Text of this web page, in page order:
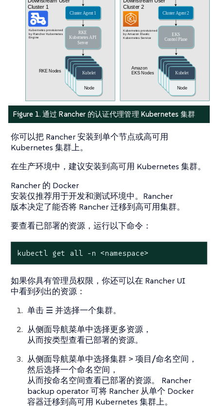
Figure 1. 通过 Rancher 的认证代理管理 Kubernetes 集群
你可以把 Rancher 安装到单个节点或高可用
Kubernetes 集群上。
在生产环境中，建议安装到高可用 Kubernetes 集群。
Rancher 的 Docker
安装仅推荐用于开发和测试环境中。Rancher
版本决定了能否将 Rancher 迁移到高可用集群。
要查看已部署的资源，运行以下命令：
kubectl get all -n <namespace>
如果你具有管理员权限，你还可以在 Rancher UI
中看到列出的资源：
单击 ☰ 并选择一个集群。
从侧面导航菜单中选择更多资源 ，
从而按类型查看已部署的资源。
从侧面导航菜单中选择集群 > 项目/命名空间 ，
然后选择一个命名空间，
从而按命名空间查看已部署的资源。 Rancher
backup operator 可将 Rancher 从单个 Docker
容器迁移到高可用 Kubernetes 集群上。